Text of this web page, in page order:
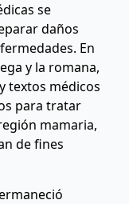
se
daños
En
y la romana,
textos médicos
para tratar
mamaria,
de fines